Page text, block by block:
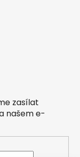
zasílat
našem e-